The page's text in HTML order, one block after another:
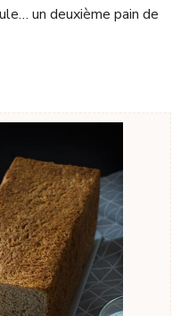
un deuxième pain de